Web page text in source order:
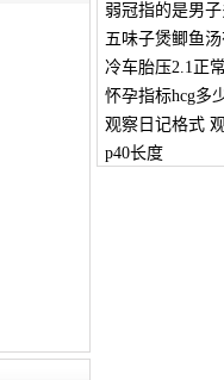
弱冠指的是男子
五味子煲鲫鱼
冷车胎压2.1正常
怀孕指标hcg多
观察日记格式
p40长度